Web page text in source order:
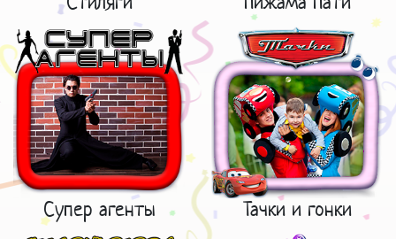
Супер агенты Тачки и гонки